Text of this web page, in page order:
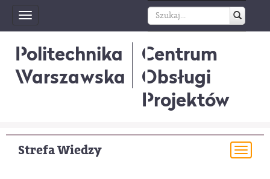
Toggle
navigation
Politechnika
Warszawska
Centrum
Obsługi
Projektów
Strefa Wiedzy